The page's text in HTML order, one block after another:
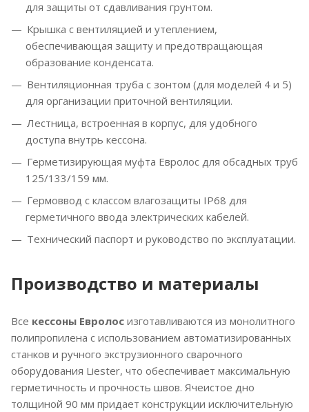
для защиты от сдавливания грунтом.
Крышка с вентиляцией и утеплением,
обеспечивающая защиту и предотвращающая
образование конденсата.
Вентиляционная труба с зонтом (для моделей 4 и 5)
для организации приточной вентиляции.
Лестница, встроенная в корпус, для удобного
доступа внутрь кессона.
Герметизирующая муфта Евролос для обсадных труб
125/133/159 мм.
Гермоввод с классом влагозащиты IP68 для
герметичного ввода электрических кабелей.
Технический паспорт и руководство по эксплуатации.
Производство и материалы
Все кессоны Евролос изготавливаются из монолитного
полипропилена с использованием автоматизированных
станков и ручного экструзионного сварочного
оборудования Liester, что обеспечивает максимальную
герметичность и прочность швов. Ячеистое дно
толщиной 90 мм придает конструкции исключительную